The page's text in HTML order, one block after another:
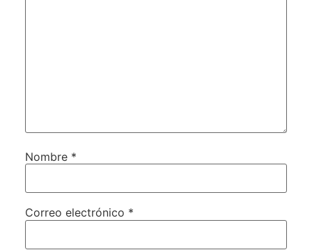
Nombre *
Correo electrónico *